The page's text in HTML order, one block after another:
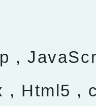
,
, Html5 ,